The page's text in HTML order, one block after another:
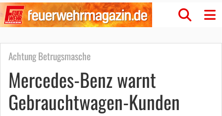
Achtung Betrugsmasche
Mercedes-Benz warnt
Gebrauchtwagen-Kunden